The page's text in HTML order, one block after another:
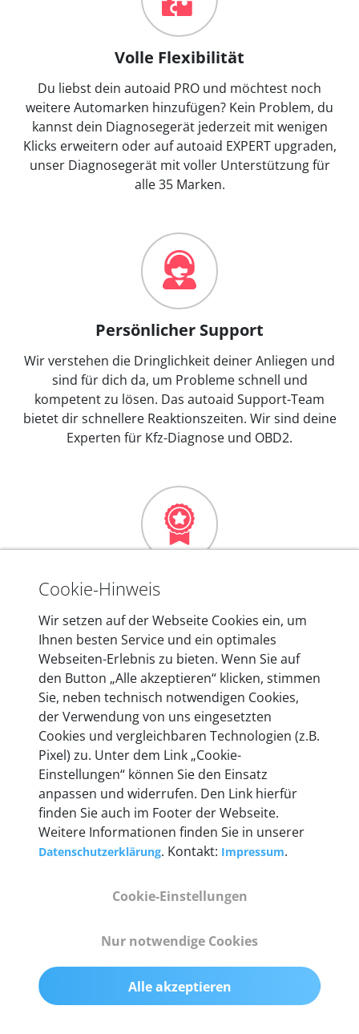
Volle Flexibilität
Du liebst dein autoaid PRO und möchtest noch
weitere Automarken hinzufügen? Kein Problem, du
kannst dein Diagnosegerät jederzeit mit wenigen
Klicks erweitern oder auf autoaid EXPERT upgraden,
unser Diagnosegerät mit voller Unterstützung für
alle 35 Marken.
Persönlicher Support
Wir verstehen die Dringlichkeit deiner Anliegen und
sind für dich da, um Probleme schnell und
kompetent zu lösen. Das autoaid Support-Team
bietet dir schnellere Reaktionszeiten. Wir sind deine
Experten für Kfz-Diagnose und OBD2.
Mehr als 10 Jahre Erfahrung
In den Kfz-Diagnosegeräten von autoaid stecken
mehr als 10 Jahre Erfahrung, und auch in Zukunft
entwickeln wir unsere Produkte am Standort in
Berlin laufend weiter. Auf diese Qualität vertrauen
heute mehr als 60.000 Privatkunden und
Unternehmen.
Technische Details &
Lieferumfang
Abmessungen
Gewicht
200 g
Cookie-Hinweis
Wir setzen auf der Webseite Cookies ein, um
Ihnen besten Service und ein optimales
Webseiten-Erlebnis zu bieten. Wenn Sie auf
den Button „Alle akzeptieren“ klicken, stimmen
Sie, neben technisch notwendigen Cookies,
der Verwendung von uns eingesetzten
Cookies und vergleichbaren Technologien (z.B.
Pixel) zu. Unter dem Link „Cookie-
Einstellungen“ können Sie den Einsatz
anpassen und widerrufen. Den Link hierfür
finden Sie auch im Footer der Webseite.
Weitere Informationen finden Sie in unserer
Datenschutzerklärung. Kontakt: Impressum.
Cookie-Einstellungen
Nur notwendige Cookies
Alle akzeptieren